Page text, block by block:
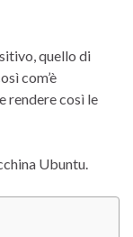
quello di
com’è
rendere così le
Ubuntu.